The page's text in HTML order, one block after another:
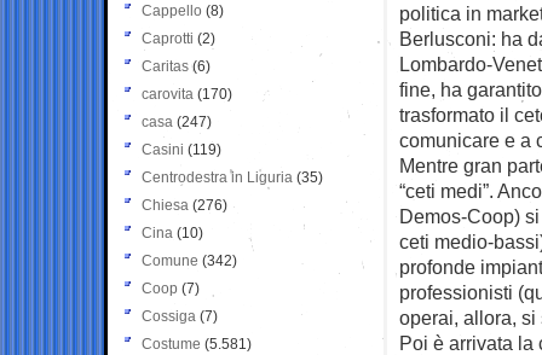
politica in
Berlusconi: ha
Lombardo-
fine, ha
trasformato il
comunicare e a
Mentre gran
“ceti medi”.
Demos-Coop)
ceti medio-
profonde
professionisti
operai, allora, si
Poi è arrivata la
Cappello (8)
Caprotti (2)
Caritas (6)
carovita (170)
casa (247)
Casini (119)
Centrodestra in Liguria (35)
Chiesa (276)
Cina (10)
Comune (342)
Coop (7)
Cossiga (7)
Costume (5.581)